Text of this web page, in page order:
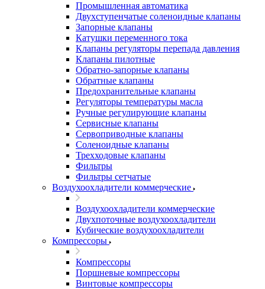
Промышленная автоматика
Двухступенчатые соленоидные клапаны
Запорные клапаны
Катушки переменного тока
Клапаны регуляторы перепада давления
Клапаны пилотные
Обратно-запорные клапаны
Обратные клапаны
Предохранительные клапаны
Регуляторы температуры масла
Ручные регулирующие клапаны
Сервисные клапаны
Сервоприводные клапаны
Соленоидные клапаны
Трехходовые клапаны
Фильтры
Фильтры сетчатые
Воздухоохладители коммерческие
Воздухоохладители коммерческие
Двухпоточные воздухоохладители
Кубические воздухоохладители
Компрессоры
Компрессоры
Поршневые компрессоры
Винтовые компрессоры